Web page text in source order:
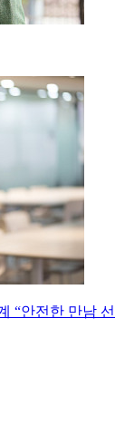
“안전한 만남 선